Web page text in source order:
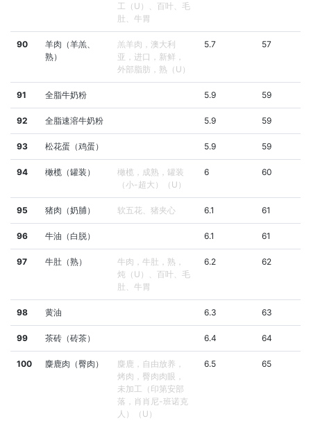
工（U）、百叶、毛
肚、牛胃
90
羊肉（羊羔、
熟）
羔羊肉，澳大利
亚，进口，新鲜，
外部脂肪，熟（U）
5.7 57
91 全脂牛奶粉 5.9 59
92 全脂速溶牛奶粉 5.9 59
93 松花蛋（鸡蛋） 5.9 59
94 橄榄（罐装）
橄榄，成熟，罐装
（小-超大）（U）
6 60
95 猪肉（奶脯） 软五花、猪夹心 6.1 61
96 牛油（白脱） 6.1 61
97 牛肚（熟）
牛肉，牛肚，熟，
炖（U）、百叶、毛
肚、牛胃
6.2 62
98 黄油 6.3 63
99 茶砖（砖茶） 6.4 64
100 麋鹿肉（臀肉）
麋鹿，自由放养，
烤肉，臀肉肉眼，
未加工（印第安部
落，肖肖尼-班诺克
人）（U）
6.5 65